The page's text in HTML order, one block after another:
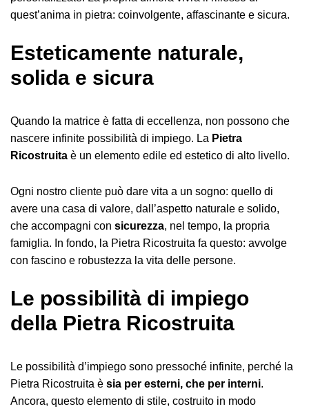
quest’anima in pietra: coinvolgente, affascinante e sicura.
Esteticamente naturale,
solida e sicura
Quando la matrice è fatta di eccellenza, non possono che
nascere infinite possibilità di impiego. La Pietra
Ricostruita è un elemento edile ed estetico di alto livello.
Ogni nostro cliente può dare vita a un sogno: quello di
avere una casa di valore, dall’aspetto naturale e solido,
che accompagni con sicurezza, nel tempo, la propria
famiglia. In fondo, la Pietra Ricostruita fa questo: avvolge
con fascino e robustezza la vita delle persone.
Le possibilità di impiego
della Pietra Ricostruita
Le possibilità d’impiego sono pressoché infinite, perché la
Pietra Ricostruita è sia per esterni, che per interni.
Ancora, questo elemento di stile, costruito in modo